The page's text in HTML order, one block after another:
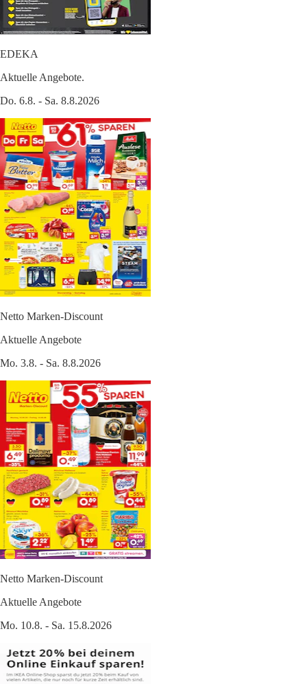
EDEKA
Aktuelle Angebote.
Do. 6.8. - Sa. 8.8.2026
Netto Marken-Discount
Aktuelle Angebote
Mo. 3.8. - Sa. 8.8.2026
Netto Marken-Discount
Aktuelle Angebote
Mo. 10.8. - Sa. 15.8.2026